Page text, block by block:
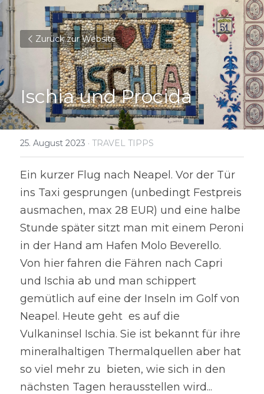
Zurück zur Website
Ischia und Procida
25. August 2023 · TRAVEL TIPPS
Ein kurzer Flug nach Neapel. Vor der Tür
ins Taxi gesprungen (unbedingt Festpreis
ausmachen, max 28 EUR) und eine halbe
Stunde später sitzt man mit einem Peroni
in der Hand am Hafen Molo Beverello.
Von hier fahren die Fähren nach Capri
und Ischia ab und man schippert
gemütlich auf eine der Inseln im Golf von
Neapel. Heute geht  es auf die
Vulkaninsel Ischia. Sie ist bekannt für ihre
mineralhaltigen Thermalquellen aber hat
so viel mehr zu  bieten, wie sich in den
nächsten Tagen herausstellen wird...